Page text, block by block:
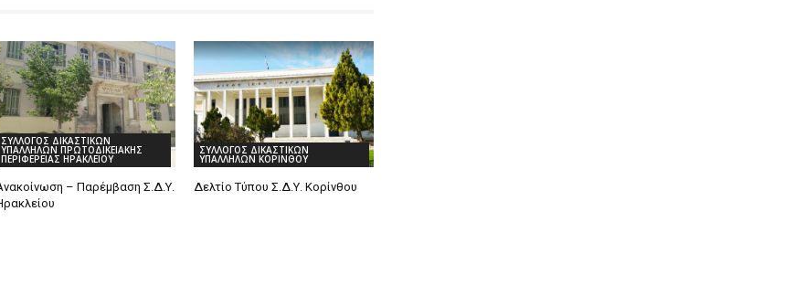
ΣΥΛΛΟΓΟΣ ΔΙΚΑΣΤΙΚΩΝ
ΥΠΑΛΛΗΛΩΝ ΠΡΩΤΟΔΙΚΕΙΑΚΗΣ
ΠΕΡΙΦΕΡΕΙΑΣ ΗΡΑΚΛΕΙΟΥ
– Παρέμβαση Σ.Δ.Υ.
ΣΥΛΛΟΓΟΣ ΔΙΚΑΣΤΙΚΩΝ
ΥΠΑΛΛΗΛΩΝ ΚΟΡΙΝΘΟΥ
Δελτίο Τύπου Σ.Δ.Υ. Κορίνθου